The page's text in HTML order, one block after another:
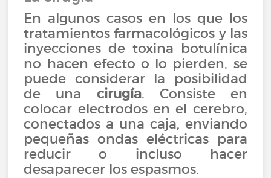
En algunos casos en los que los
tratamientos farmacológicos y las
inyecciones de toxina botulínica
no hacen efecto o lo pierden, se
puede considerar la posibilidad
de una cirugía. Consiste en
colocar electrodos en el cerebro,
conectados a una caja, enviando
pequeñas ondas eléctricas para
reducir o incluso hacer
desaparecer los espasmos.